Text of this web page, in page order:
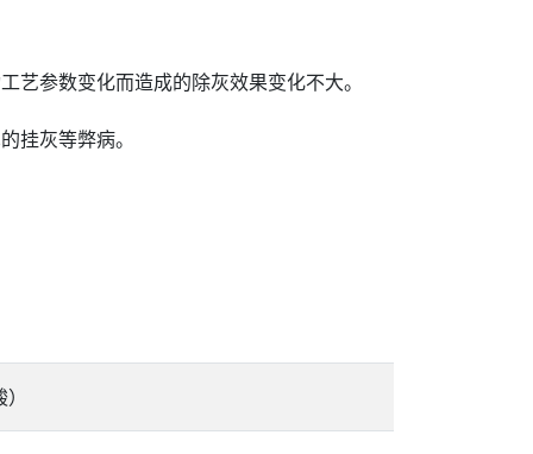
艺参数变化而造成的除灰效果变化不大。
挂灰等弊病。